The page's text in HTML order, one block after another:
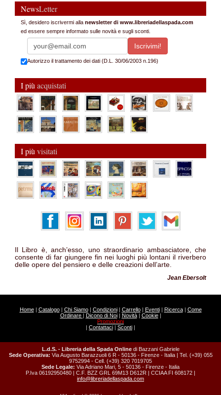
NewsLetter
Sì, desidero iscrivermi alla newsletter di www.libreriadellaspada.com
ed essere sempre informato sulle novità e sugli sconti.
Autorizzo il trattamento dei dati (D.L. 30/06/2003 n.196)
I più acquistati
I più visitati
Il Libro è, anch’esso, uno straordinario ambasciatore, che
consente di far giungere fin nei luoghi più lontani il riverbero
delle opere del pensiero e delle creazioni dell’arte.
Jean Ebersolt
Home| Catalogo| Chi Siamo| Condizioni| Carrello| Eventi| Ricerca| Come
Ordinare | Dicono di Noi| Novità| Cookie|
Promozioni
| Contattaci | Sconti |
L.d.S. - Libreria della Spada Online di Bazzani Gabriele
Sede Operativa: Via Augusto Barazzuoli 6 R - 50136 - Firenze - Italia | Tel. (+39) 055
9752994 - Cell. (+39) 320 7019705
Sede Legale: Via Adriano Mari, 5 - 50136 - Firenze - Italia
P.Iva 06192950480 | C.F. BZZ GRL 69M13 D612R | CCIAA FI 608172 |
info@libreriadellaspada.com